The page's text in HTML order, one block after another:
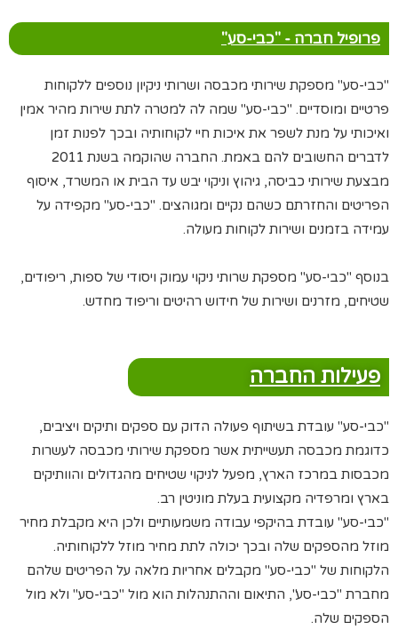
פרופיל חברה - "כבי-סע"
"כבי-סע" מספקת שירותי מכבסה ושרותי ניקיון נוספים ללקוחות
פרטיים ומוסדיים. "כבי-סע" שמה לה למטרה לתת שירות מהיר אמין
ואיכותי על מנת לשפר את איכות חיי לקוחותיה ובכך לפנות זמן
לדברים החשובים להם באמת. החברה שהוקמה בשנת 2011
מבצעת שירותי כביסה, גיהוץ וניקוי יבש עד הבית או המשרד, איסוף
הפריטים והחזרתם כשהם נקיים ומגוהצים. "כבי-סע" מקפידה על
עמידה בזמנים ושירות לקוחות מעולה.
בנוסף "כבי-סע" מספקת שרותי ניקוי עמוק ויסודי של ספות, ריפודים,
שטיחים, מזרנים ושירות של חידוש רהיטים וריפוד מחדש.
פעילות החברה
"כבי-סע" עובדת בשיתוף פעולה הדוק עם ספקים ותיקים ויציבים,
כדוגמת מכבסה תעשייתית אשר מספקת שירותי מכבסה לעשרות
מכבסות במרכז הארץ, מפעל לניקוי שטיחים מהגדולים והוותיקים
בארץ ומרפדיה מקצועית בעלת מוניטין רב.
"כבי-סע" עובדת בהיקפי עבודה משמעותיים ולכן היא מקבלת מחיר
מוזל מהספקים שלה ובכך יכולה לתת מחיר מוזל ללקוחותיה.
הלקוחות של "כבי-סע" מקבלים אחריות מלאה על הפריטים שלהם
מחברת "כבי-סע", התיאום וההתנהלות הוא מול "כבי-סע" ולא מול
הספקים שלה.